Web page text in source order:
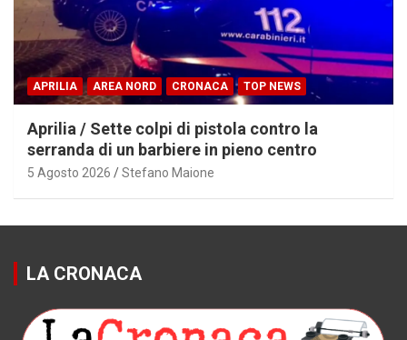
APRILIA AREA NORD CRONACA TOP NEWS
Aprilia / Sette colpi di pistola contro la
serranda di un barbiere in pieno centro
5 Agosto 2026 Stefano Maione
LA CRONACA